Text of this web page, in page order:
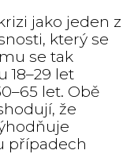
jako jeden z
který se
se tak
18–29 let
let. Obě
že
případech